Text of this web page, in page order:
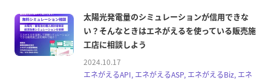
太陽光発電量のシミュレーションが信用できな
い？そんなときはエネがえるを使っている販売施
工店に相談しよう
2024.10.17
エネがえるAPI, エネがえるASP, エネがえるBiz, エネ